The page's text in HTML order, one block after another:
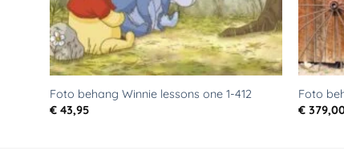
Foto behang Winnie lessons one 1-412
€43,95
Foto
€